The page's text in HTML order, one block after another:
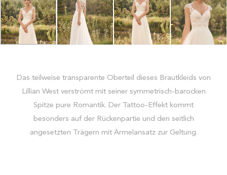
Das teilweise transparente Oberteil dieses Brautkleids von
Lillian West verströmt mit seiner symmetrisch-barocken
Spitze pure Romantik. Der Tattoo-Effekt kommt
besonders auf der Rückenpartie und den seitlich
angesetzten Trägern mit Ärmelansatz zur Geltung.